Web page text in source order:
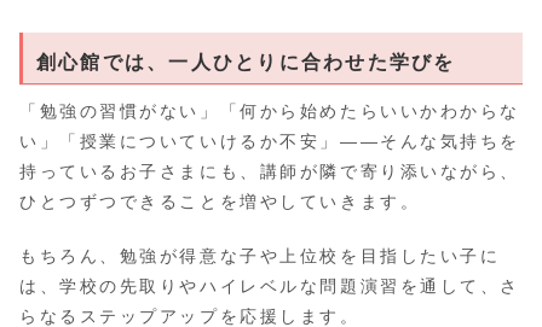
創心館では、一人ひとりに合わせた学びを
「勉強の習慣がない」「何から始めたらいいかわからな
い」「授業についていけるか不安」――そんな気持ちを
持っているお子さまにも、講師が隣で寄り添いながら、
ひとつずつできることを増やしていきます。
もちろん、勉強が得意な子や上位校を目指したい子に
は、学校の先取りやハイレベルな問題演習を通して、さ
らなるステップアップを応援します。